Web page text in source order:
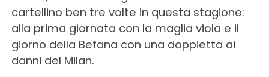
cartellino ben tre volte in questa stagione:
alla prima giornata con la maglia viola e il
giorno della Befana con una doppietta ai
danni del Milan.